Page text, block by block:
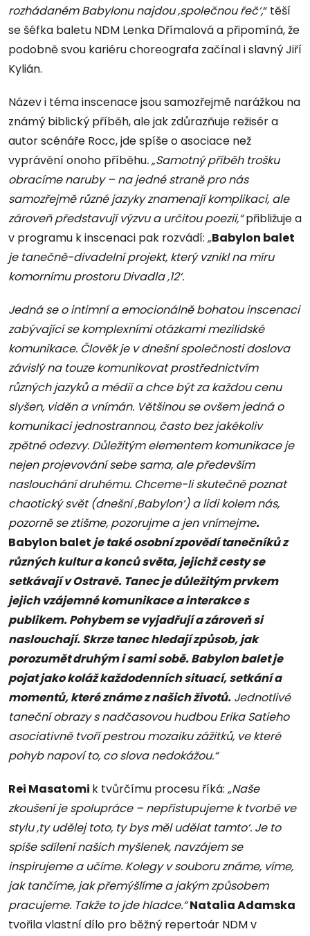
rozhádaném Babylonu najdou ‚společnou řeč‘,“ těší
se šéfka baletu NDM Lenka Dřímalová a připomíná, že
podobně svou kariéru choreografa začínal i slavný Jiří
Kylián.
Název i téma inscenace jsou samozřejmě narážkou na
známý biblický příběh, ale jak zdůrazňuje režisér a
autor scénáře Rocc, jde spíše o asociace než
vyprávění onoho příběhu. „Samotný příběh trošku
obracíme naruby – na jedné straně pro nás
samozřejmě různé jazyky znamenají komplikaci, ale
zároveň představují výzvu a určitou poezii,“přibližuje a
v programu k inscenaci pak rozvádí: „Babylon balet
je tanečně-divadelní projekt, který vznikl na míru
komornímu prostoru Divadla ‚12‘.
Jedná se o intimní a emocionálně bohatou inscenaci
zabývající se komplexními otázkami mezilidské
komunikace. Člověk je v dnešní společnosti doslova
závislý na touze komunikovat prostřednictvím
různých jazyků a médií a chce být za každou cenu
slyšen, viděn a vnímán. Většinou se ovšem jedná o
komunikaci jednostrannou, často bez jakékoliv
zpětné odezvy. Důležitým elementem komunikace je
nejen projevování sebe sama, ale především
naslouchání druhému. Chceme-li skutečně poznat
chaotický svět (dnešní ‚Babylon‘) a lidi kolem nás,
pozorně se ztišme, pozorujme a jen vnímejme.
Babylon baletje také osobní zpovědí tanečníků z
různých kultur a konců světa, jejichž cesty se
setkávají v Ostravě. Tanec je důležitým prvkem
jejich vzájemné komunikace a interakce s
publikem. Pohybem se vyjadřují a zároveň si
naslouchají. Skrze tanec hledají způsob, jak
porozumět druhým i sami sobě. Babylon balet je
pojat jako koláž každodenních situací, setkání a
momentů, které známe z našich životů. Jednotlivé
taneční obrazy s nadčasovou hudbou Erika Satieho
asociativně tvoří pestrou mozaiku zážitků, ve které
pohyb napoví to, co slova nedokážou.“
Rei Masatomi k tvůrčímu procesu říká: „Naše
zkoušení je spolupráce – nepřistupujeme k tvorbě ve
stylu ‚ty udělej toto, ty bys měl udělat tamto‘. Je to
spíše sdílení našich myšlenek, navzájem se
inspirujeme a učíme. Kolegy v souboru známe, víme,
jak tančíme, jak přemýšlíme a jakým způsobem
pracujeme. Takže to jde hladce.“ Natalia Adamska
tvořila vlastní dílo pro běžný repertoár NDM v